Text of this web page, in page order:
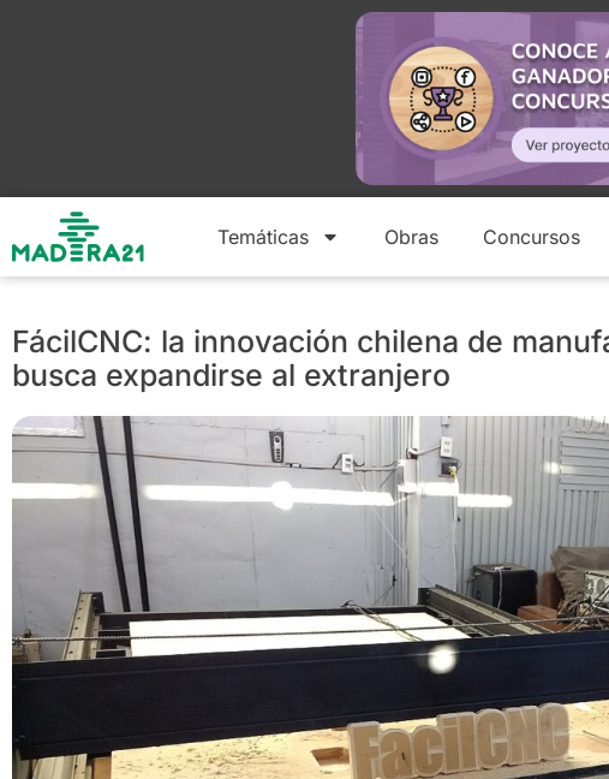
Temáticas Obras Concursos
FácilCNC: la innovación chilena de
busca expandirse al extranjero